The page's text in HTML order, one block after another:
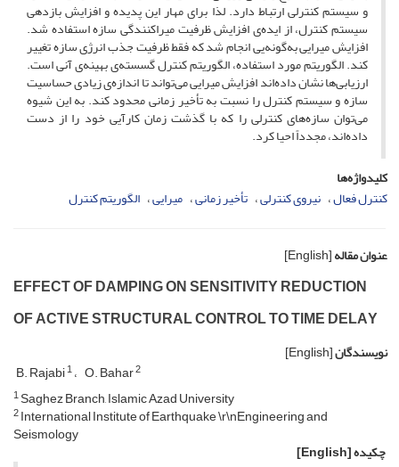
و سیستم کنترلی ارتباط دارد. لذا برای مهار این پدیده و افزایش بازدهی
سیستم کنترل، از ایده‌ی افزایش ظرفیت میراکنندگی سازه استفاده شد.
افزایش میرایی به‌گونه‌یی انجام شد که فقط ظرفیت جذب انرژی سازه تغییر
کند. الگوریتم مورد استفاده، الگوریتم کنترل گسسته‌ی بهینه‌ی آنی است.
ارزیابی‌ها نشان داده‌اند افزایش میرایی می‌تواند تا اندازه‌ی زیادی حساسیت
سازه و سیستم کنترل را نسبت به تأخیر زمانی محدود کند. به این شیوه
می‌توان سازه‌های کنترلی را که با گذشت زمان کارآیی خود را از دست
داده‌اند، مجدداً احیا کرد.
کلیدواژه‌ها
کنترل فعال نیروی کنترلی تأخیر زمانی میرایی الگوریتم کنترل
عنوان مقاله[English]
E‌F‌F‌E‌C‌T O‌F D‌A‌M‌P‌I‌N‌G O‌N S‌E‌N‌S‌I‌T‌I‌V‌I‌T‌Y R‌E‌D‌U‌C‌T‌I‌O‌N
O‌F A‌C‌T‌I‌V‌E S‌T‌R‌U‌C‌T‌U‌R‌A‌L C‌O‌N‌T‌R‌O‌L T‌O T‌I‌M‌E D‌E‌L‌A‌Y
نویسندگان[English]
B. R‌a‌j‌a‌b‌i1 O. B‌a‌h‌a‌r2
1S‌a‌g‌h‌e‌z B‌r‌a‌n‌c‌h, I‌s‌l‌a‌m‌i‌c A‌z‌a‌d U‌n‌i‌v‌e‌r‌s‌i‌t‌y
2I‌n‌t‌e‌r‌n‌a‌t‌i‌o‌n‌a‌l I‌n‌s‌t‌i‌t‌u‌t‌e o‌f E‌a‌r‌t‌h‌q‌u‌a‌k‌e \r\nE‌n‌g‌i‌n‌e‌e‌r‌i‌n‌g a‌n‌d
S‌e‌i‌s‌m‌o‌l‌o‌g‌y
چکیده[English]